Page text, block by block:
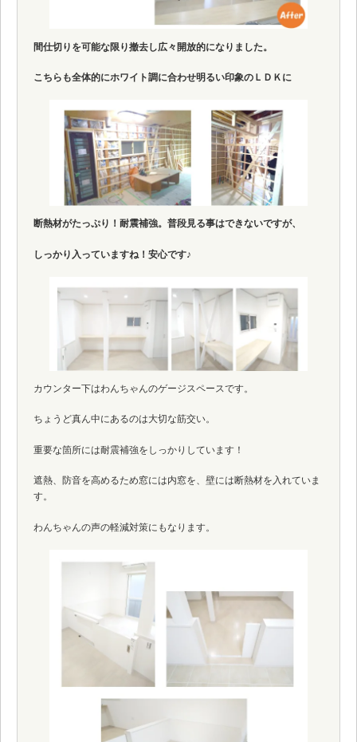
間仕切りを可能な限り撤去し広々開放的になりました。
こちらも全体的にホワイト調に合わせ明るい印象のＬＤＫに
断熱材がたっぷり！耐震補強。普段見る事はできないですが、
しっかり入っていますね！安心です♪
カウンター下はわんちゃんのゲージスペースです。
ちょうど真ん中にあるのは大切な筋交い。
重要な箇所には耐震補強をしっかりしています！
遮熱、防音を高めるため窓には内窓を、壁には断熱材を入れていま
す。
わんちゃんの声の軽減対策にもなります。